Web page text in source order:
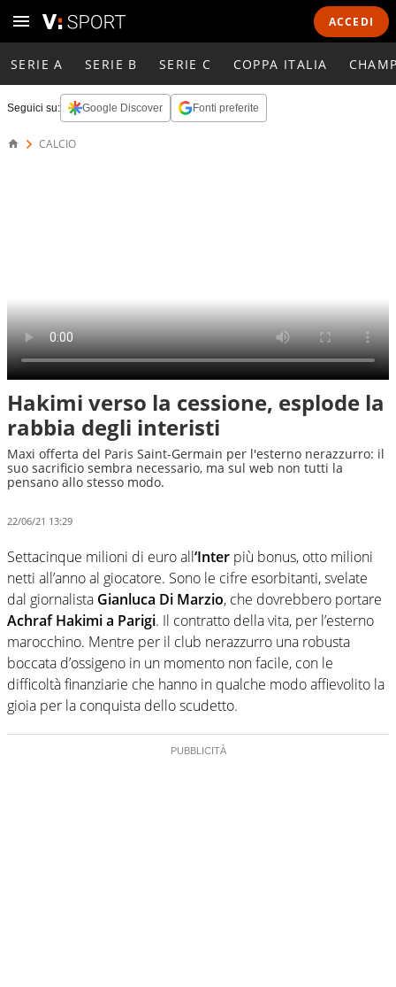
ACCEDI
SERIE A SERIE B SERIE C COPPA ITALIA
Seguici su: Google Discover Fonti preferite
CALCIO
Hakimi verso la cessione, esplode la
rabbia degli interisti
Maxi offerta del Paris Saint-Germain per l'esterno nerazzurro: il
suo sacrificio sembra necessario, ma sul web non tutti la
pensano allo stesso modo.
22/06/21 13:29
Settacinque milioni di euro all‘Inter più bonus, otto milioni
netti all’anno al giocatore. Sono le cifre esorbitanti, svelate
dal giornalista Gianluca Di Marzio, che dovrebbero portare
Achraf Hakimi a Parigi. Il contratto della vita, per l’esterno
marocchino. Mentre per il club nerazzurro una robusta
boccata d’ossigeno in un momento non facile, con le
difficoltà finanziarie che hanno in qualche modo affievolito la
gioia per la conquista dello scudetto.